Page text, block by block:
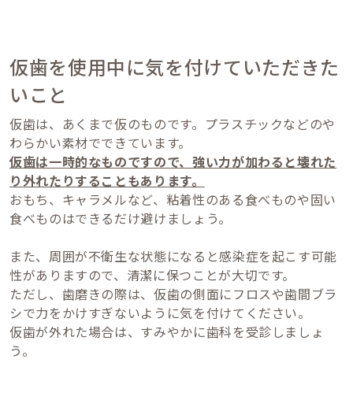
仮歯を使用中に気を付けていただきた
いこと
仮歯は、あくまで仮のものです。プラスチックなどのや
わらかい素材でできています。
仮歯は一時的なものですので、強い力が加わると壊れた
り外れたりすることもあります。
おもち、キャラメルなど、粘着性のある食べものや固い
食べものはできるだけ避けましょう。
また、周囲が不衛生な状態になると感染症を起こす可能
性がありますので、清潔に保つことが大切です。
ただし、歯磨きの際は、仮歯の側面にフロスや歯間ブラ
シで力をかけすぎないように気を付けてください。
仮歯が外れた場合は、すみやかに歯科を受診しましょ
う。